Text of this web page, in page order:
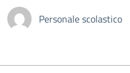
Personale scolastico